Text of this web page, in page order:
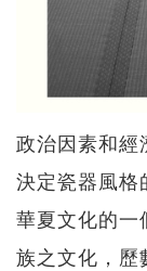
政治因素和經
決定瓷器風格
華夏文化的一
族之文化，歷